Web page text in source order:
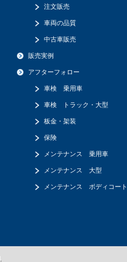
注文販売
車両の品質
中古車販売
販売実例
アフターフォロー
車検 乗用車
車検 トラック・大型
板金・架装
保険
メンテナンス 乗用車
メンテナンス 大型
メンテナンス ボディコート